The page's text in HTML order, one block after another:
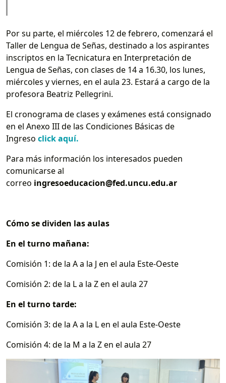
Por su parte, el miércoles 12 de febrero, comenzará el
Taller de Lengua de Señas, destinado a los aspirantes
inscriptos en la Tecnicatura en Interpretación de
Lengua de Señas, con clases de 14 a 16.30, los lunes,
miércoles y viernes, en el aula 23. Estará a cargo de la
profesora Beatriz Pellegrini.
El cronograma de clases y exámenes está consignado
en el Anexo III de las Condiciones Básicas de
Ingreso click aquí.
Para más información los interesados pueden
comunicarse al
correo ingresoeducacion@fed.uncu.edu.ar
Cómo se dividen las aulas
En el turno mañana:
Comisión 1: de la A a la J en el aula Este-Oeste
Comisión 2: de la L a la Z en el aula 27
En el turno tarde:
Comisión 3: de la A a la L en el aula Este-Oeste
Comisión 4: de la M a la Z en el aula 27